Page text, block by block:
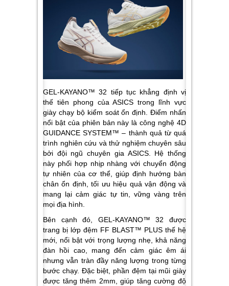
GEL-KAYANO™ 32 tiếp tục khẳng định vị
thế tiên phong của ASICS trong lĩnh vực
giày chạy bộ kiểm soát ổn định. Điểm nhấn
nổi bật của phiên bản này là công nghệ 4D
GUIDANCE SYSTEM™ – thành quả từ quá
trình nghiên cứu và thử nghiệm chuyên sâu
bởi đội ngũ chuyên gia ASICS. Hệ thống
này phối hợp nhịp nhàng với chuyển động
tự nhiên của cơ thể, giúp định hướng bàn
chân ổn định, tối ưu hiệu quả vận động và
mang lại cảm giác tự tin, vững vàng trên
mọi địa hình.
Bên cạnh đó, GEL-KAYANO™ 32 được
trang bị lớp đệm FF BLAST™ PLUS thế hệ
mới, nổi bật với trọng lượng nhẹ, khả năng
đàn hồi cao, mang đến cảm giác êm ái
nhưng vẫn tràn đầy năng lượng trong từng
bước chạy. Đặc biệt, phần đệm tại mũi giày
được tăng thêm 2mm, giúp tăng cường độ